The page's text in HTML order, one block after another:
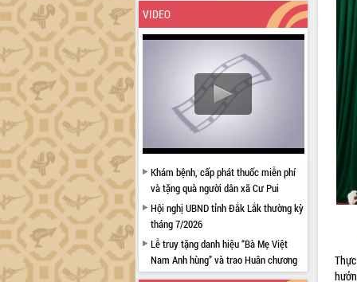
VIDEO
Khám bệnh, cấp phát thuốc miễn phí
và tặng quà người dân xã Cư Pui
Hội nghị UBND tỉnh Đắk Lắk thường kỳ
tháng 7/2026
Lễ truy tặng danh hiệu “Bà Mẹ Việt
Nam Anh hùng” và trao Huân chương
Lao động